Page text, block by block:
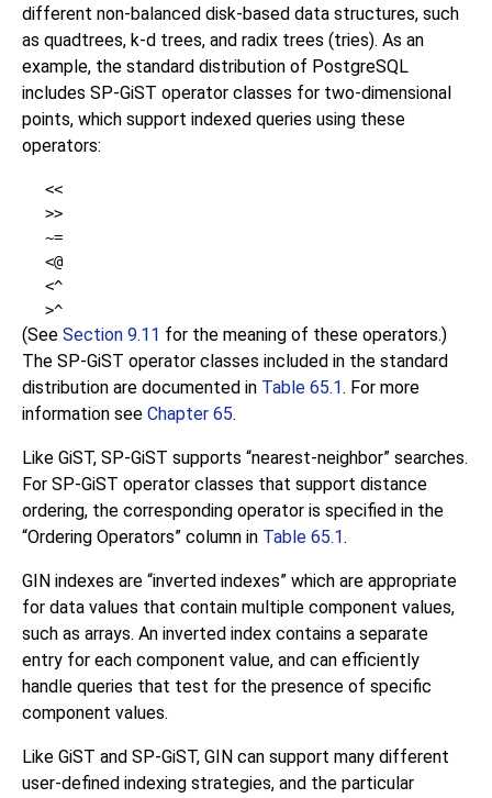
different non-balanced disk-based data structures, such
as quadtrees, k-d trees, and radix trees (tries). As an
example, the standard distribution of PostgreSQL
includes SP-GiST operator classes for two-dimensional
points, which support indexed queries using these
operators:
<<
>>
~=
<@
<^
>^
(See Section 9.11 for the meaning of these operators.)
The SP-GiST operator classes included in the standard
distribution are documented in Table 65.1. For more
information see Chapter 65.
Like GiST, SP-GiST supports “nearest-neighbor” searches.
For SP-GiST operator classes that support distance
ordering, the corresponding operator is specified in the
“Ordering Operators” column in Table 65.1.
GIN indexes are “inverted indexes” which are appropriate
for data values that contain multiple component values,
such as arrays. An inverted index contains a separate
entry for each component value, and can efficiently
handle queries that test for the presence of specific
component values.
Like GiST and SP-GiST, GIN can support many different
user-defined indexing strategies, and the particular